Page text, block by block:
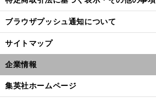
ブラウザプッシュ通知について
サイトマップ
企業情報
集英社ホームページ